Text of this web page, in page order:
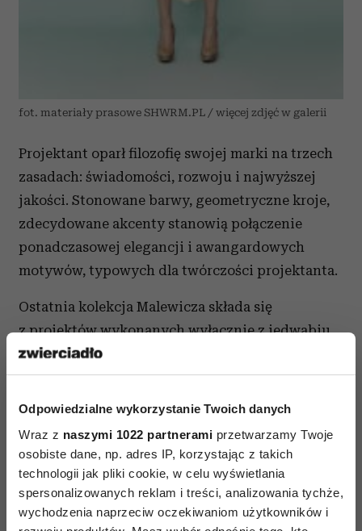
Odpowiedzialne wykorzystanie Twoich danych
Wraz z naszymi 1022 partnerami przetwarzamy Twoje
osobiste dane, np. adres IP, korzystając z takich
technologii jak pliki cookie, w celu wyświetlania
spersonalizowanych reklam i treści, analizowania tychże,
wychodzenia naprzeciw oczekiwaniom użytkowników i
fot. materiały prasowe SHWRM.PL / więcej zdjęć w galerii
Projektant oparł filozofię swojej marki na trzech
zasadach: świadomości, rozwoju i najwyższej
jakości. Stonowane barwy, geometryczne kroje,
zdecydowane akcenty stanowią połączenie
ponadczasowej elegancji i awangardowych
motywów, typowych dla twórczości projektanta.
Ostatnia kolekcja Malewicza składa się
z projektów wykonanych wyłącznie z jedwabiu,
wełny oraz kaszmiru. W kolekcji damskiej
znajdziemy klasyki – sukienki, spódnice, tuniki,
legginsy, koszule i proste marynarki. Panów
eleganckie spodnie w kant, ekstrawaganckie,
jedno- i dwurzędowe koszule oraz dobrze
skrojone marynarki.